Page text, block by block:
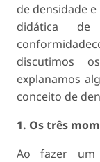
de densidade
didática de
discutimos
explanamos
conceito de
1. Os três
Ao fazer um